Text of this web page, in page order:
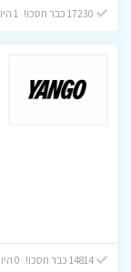
14814 כבר חסכו! 0 היום